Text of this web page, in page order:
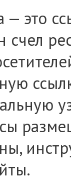
— это
счел